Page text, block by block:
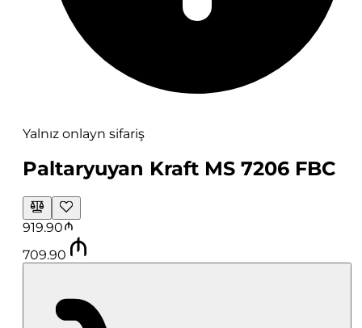
Yalnız onlayn sifariş
Paltaryuyan Kraft MS 7206 FBC
919.90
709.90